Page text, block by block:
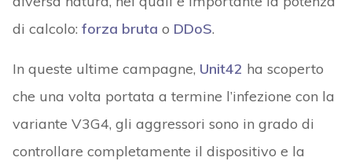
di calcolo: forza bruta o DDoS.
In queste ultime campagne, Unit42 ha scoperto
che una volta portata a termine l’infezione con la
variante V3G4, gli aggressori sono in grado di
controllare completamente il dispositivo e la